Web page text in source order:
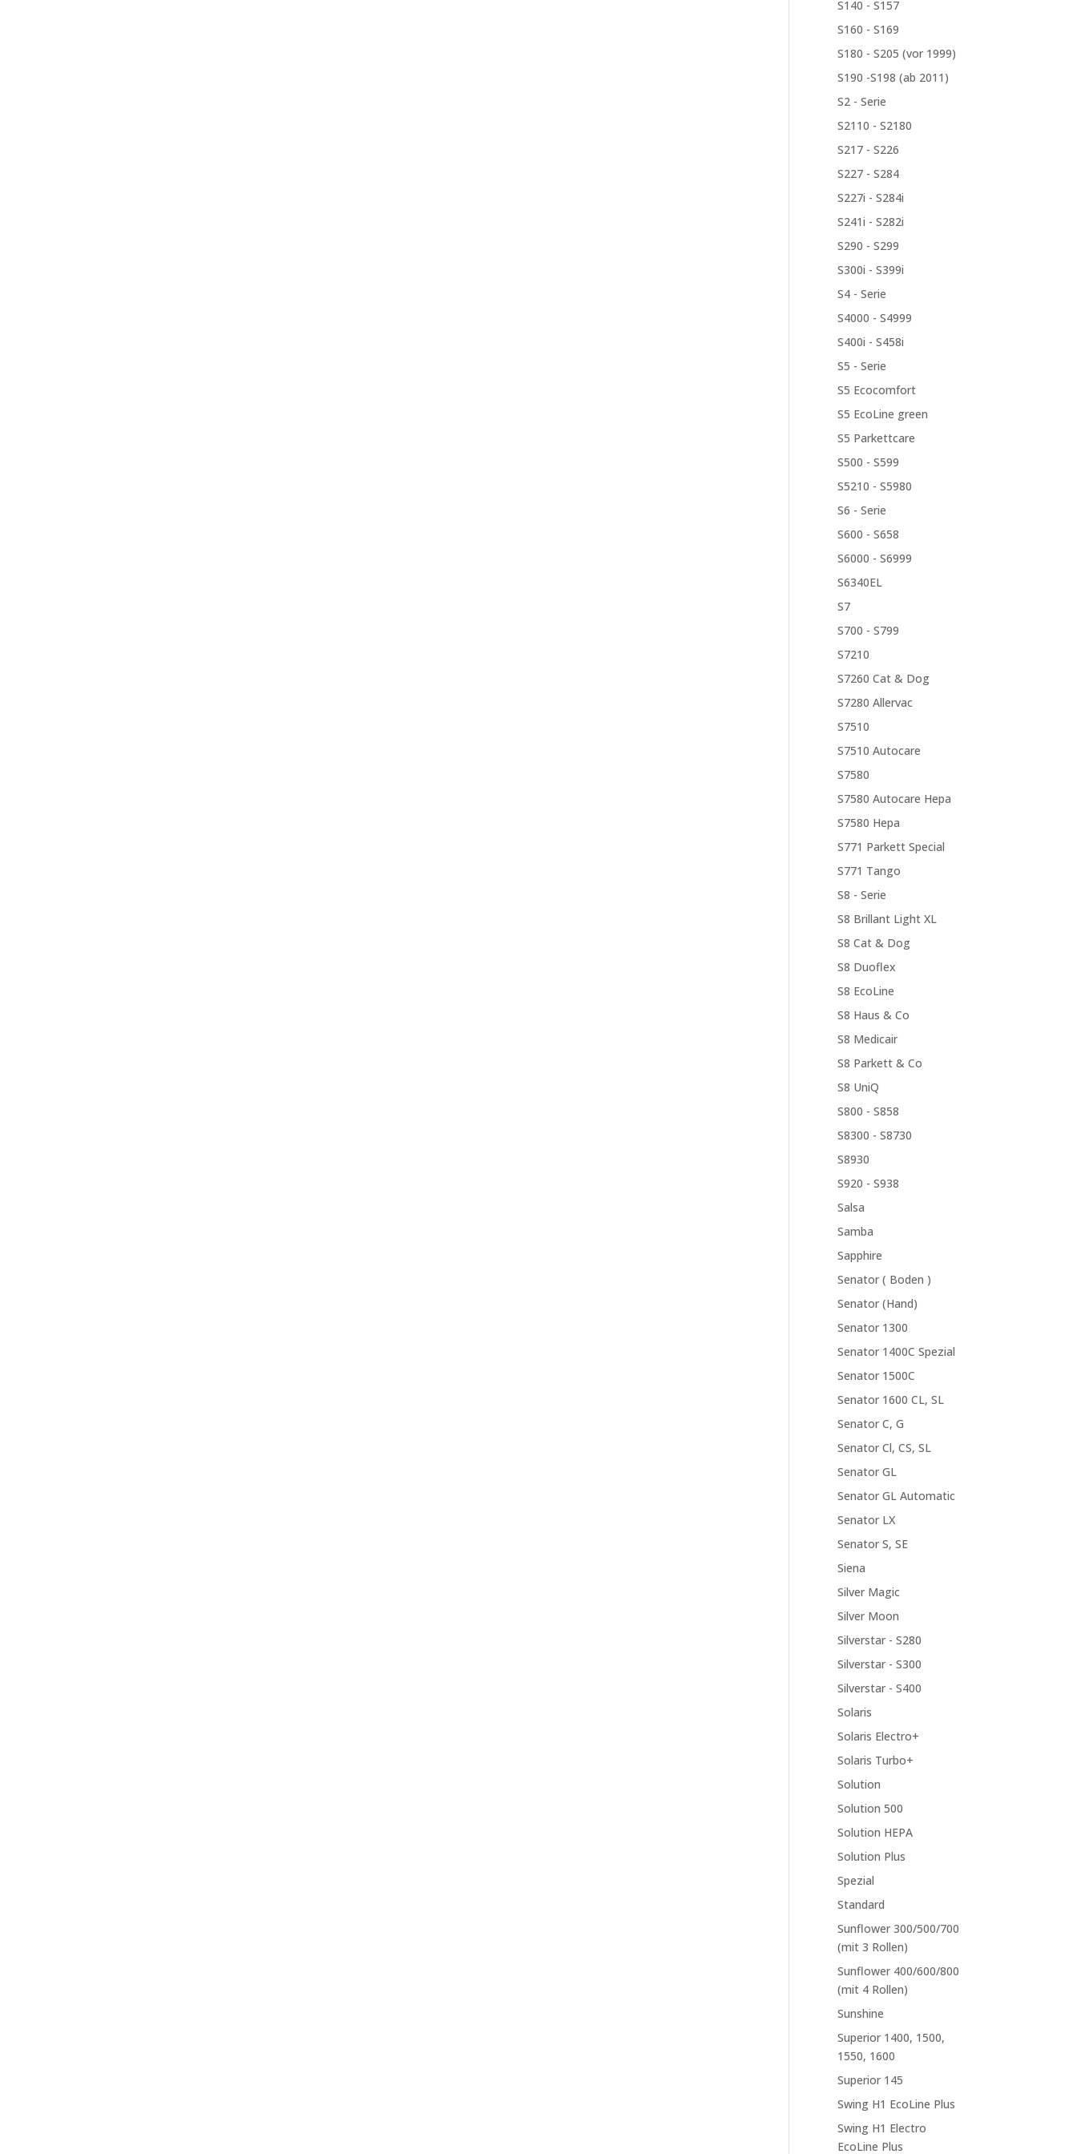
S140 - S157
S160 - S169
S180 - S205 (vor 1999)
S190 -S198 (ab 2011)
S2 - Serie
S2110 - S2180
S217 - S226
S227 - S284
S227i - S284i
S241i - S282i
S290 - S299
S300i - S399i
S4 - Serie
S4000 - S4999
S400i - S458i
S5 - Serie
S5 Ecocomfort
S5 EcoLine green
S5 Parkettcare
S500 - S599
S5210 - S5980
S6 - Serie
S600 - S658
S6000 - S6999
S6340EL
S7
S700 - S799
S7210
S7260 Cat & Dog
S7280 Allervac
S7510
S7510 Autocare
S7580
S7580 Autocare Hepa
S7580 Hepa
S771 Parkett Special
S771 Tango
S8 - Serie
S8 Brillant Light XL
S8 Cat & Dog
S8 Duoflex
S8 EcoLine
S8 Haus & Co
S8 Medicair
S8 Parkett & Co
S8 UniQ
S800 - S858
S8300 - S8730
S8930
S920 - S938
Salsa
Samba
Sapphire
Senator ( Boden )
Senator (Hand)
Senator 1300
Senator 1400C Spezial
Senator 1500C
Senator 1600 CL, SL
Senator C, G
Senator Cl, CS, SL
Senator GL
Senator GL Automatic
Senator LX
Senator S, SE
Siena
Silver Magic
Silver Moon
Silverstar - S280
Silverstar - S300
Silverstar - S400
Solaris
Solaris Electro+
Solaris Turbo+
Solution
Solution 500
Solution HEPA
Solution Plus
Spezial
Standard
Sunflower 300/500/700
(mit 3 Rollen)
Sunflower 400/600/800
(mit 4 Rollen)
Sunshine
Superior 1400, 1500,
1550, 1600
Superior 145
Swing H1 EcoLine Plus
Swing H1 Electro
EcoLine Plus